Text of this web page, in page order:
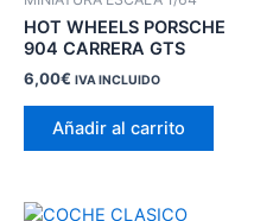
HOT WHEELS PORSCHE
904 CARRERA GTS
6,00€ IVA INCLUIDO
Añadir al carrito